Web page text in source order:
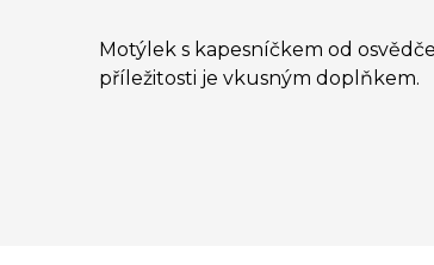
Motýlek s kapesníčkem od
příležitosti je vkusným doplňkem.